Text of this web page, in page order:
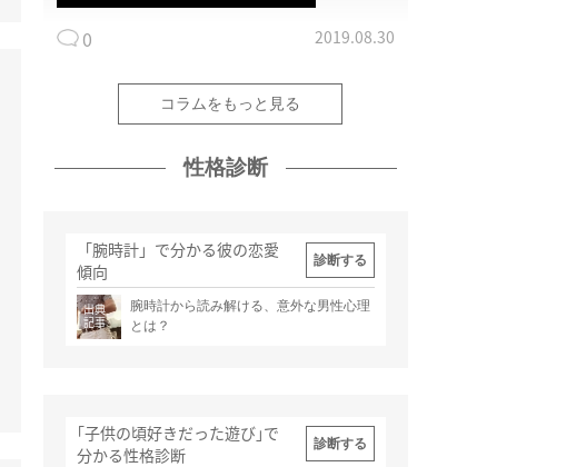
0 2019.08.30
コラムをもっと見る
性格診断
「腕時計」で分かる彼の恋愛
傾向
診断する
出典
記事
腕時計から読み解ける、意外な男性心理
とは？
｢子供の頃好きだった遊び｣で
分かる性格診断
診断する